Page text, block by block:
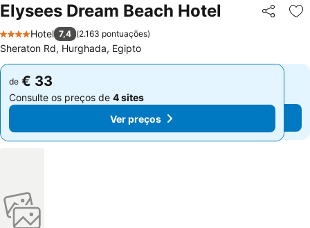
Elysees Dream Beach Hotel Partilhar
4 Estrelas
Hotel 7,4 (2.163 pontuações)
Sheraton Rd, Hurghada, Egipto
de € 33
Consulte os preços de 4 sites
Ver preços
de € 33
Consulte os preços de 4 sites
Ver preços